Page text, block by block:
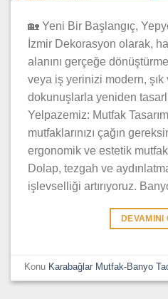
🏡 Yeni Bir Başlangıç,
İzmir Dekorasyon olarak,
alanını gerçeğe
veya iş yerinizi modern, şık
dokunuşlarla yeniden
Yelpazemiz: Mutfak
mutfaklarınızı çağın
ergonomik ve estetik
Dolap, tezgah ve
işlevselliği artırıyoruz.
DEVAMINI
Konu Karabağlar Mutfak-Banyo